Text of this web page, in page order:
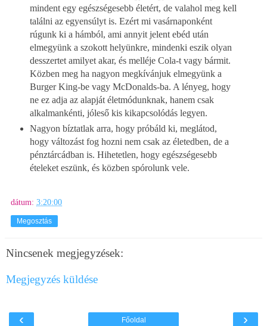
mindent egy egészségesebb életért, de valahol meg kell
találni az egyensúlyt is. Ezért mi vasárnaponként
rúgunk ki a hámból, ami annyit jelent ebéd után
elmegyünk a szokott helyünkre, mindenki eszik olyan
desszertet amilyet akar, és melléje Cola-t vagy bármit.
Közben meg ha nagyon megkívánjuk elmegyünk a
Burger King-be vagy McDonalds-ba. A lényeg, hogy
ne ez adja az alapját életmódunknak, hanem csak
alkalmankénti, jóleső kis kikapcsolódás legyen.
Nagyon bíztatlak arra, hogy próbáld ki, meglátod,
hogy változást fog hozni nem csak az életedben, de a
pénztárcádban is. Hihetetlen, hogy egészségesebb
ételeket eszünk, és közben spórolunk vele.
dátum: 3:20:00
Megosztás
Nincsenek megjegyzések:
Megjegyzés küldése
‹ ›
Főoldal